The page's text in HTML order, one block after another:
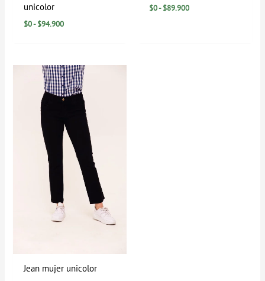
unicolor
$0- $94.900
$0- $89.900
Jean mujer unicolor
Rango
de
precios:
desde
$39.900
hasta
$89.900